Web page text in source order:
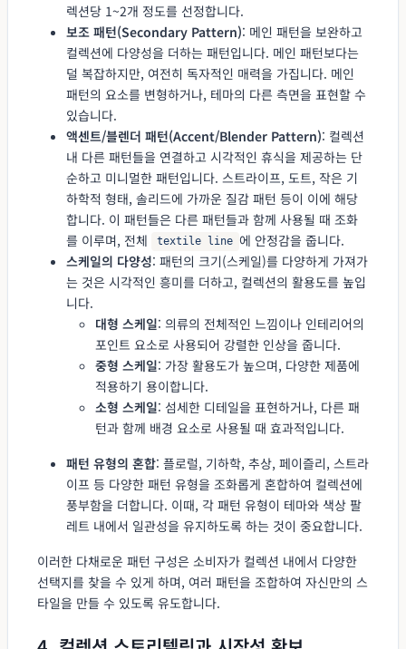
렉션당 1~2개 정도를 선정합니다.
보조 패턴(Secondary Pattern): 메인 패턴을 보완하고
컬렉션에 다양성을 더하는 패턴입니다. 메인 패턴보다는
덜 복잡하지만, 여전히 독자적인 매력을 가집니다. 메인
패턴의 요소를 변형하거나, 테마의 다른 측면을 표현할 수
있습니다.
액센트/블렌더 패턴(Accent/Blender Pattern): 컬렉션
내 다른 패턴들을 연결하고 시각적인 휴식을 제공하는 단
순하고 미니멀한 패턴입니다. 스트라이프, 도트, 작은 기
하학적 형태, 솔리드에 가까운 질감 패턴 등이 이에 해당
합니다. 이 패턴들은 다른 패턴들과 함께 사용될 때 조화
를 이루며, 전체
textile line 에 안정감을 줍니다.
스케일의 다양성: 패턴의 크기(스케일)를 다양하게 가져가
는 것은 시각적인 흥미를 더하고, 컬렉션의 활용도를 높입
니다.
대형 스케일: 의류의 전체적인 느낌이나 인테리어의
포인트 요소로 사용되어 강렬한 인상을 줍니다.
중형 스케일: 가장 활용도가 높으며, 다양한 제품에
적용하기 용이합니다.
소형 스케일: 섬세한 디테일을 표현하거나, 다른 패
턴과 함께 배경 요소로 사용될 때 효과적입니다.
패턴 유형의 혼합: 플로럴, 기하학, 추상, 페이즐리, 스트라
이프 등 다양한 패턴 유형을 조화롭게 혼합하여 컬렉션에
풍부함을 더합니다. 이때, 각 패턴 유형이 테마와 색상 팔
레트 내에서 일관성을 유지하도록 하는 것이 중요합니다.
이러한 다채로운 패턴 구성은 소비자가 컬렉션 내에서 다양한
선택지를 찾을 수 있게 하며, 여러 패턴을 조합하여 자신만의 스
타일을 만들 수 있도록 유도합니다.